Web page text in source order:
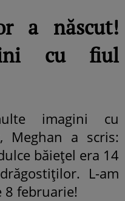
a născut!
cu fiul
imagini cu
Meghan a scris:
băiețel era 14
L-am
8 februarie!